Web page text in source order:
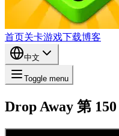
首页关卡游戏下载博客
中文
Toggle menu
Drop Away 第